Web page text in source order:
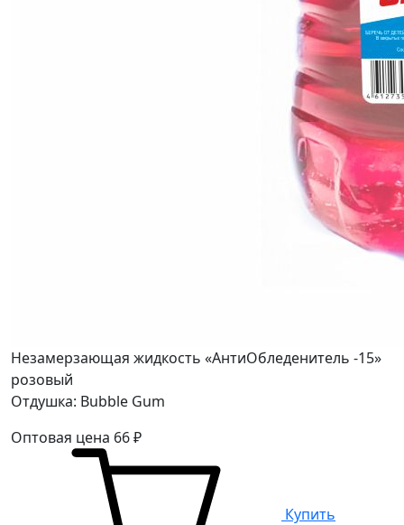
Незамерзающая жидкость «АнтиОбледенитель -15»
розовый
Отдушка: Bubble Gum
Оптовая цена 66₽
Купить